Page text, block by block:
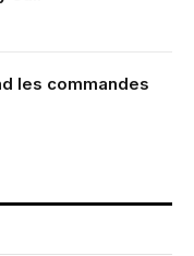
les commandes